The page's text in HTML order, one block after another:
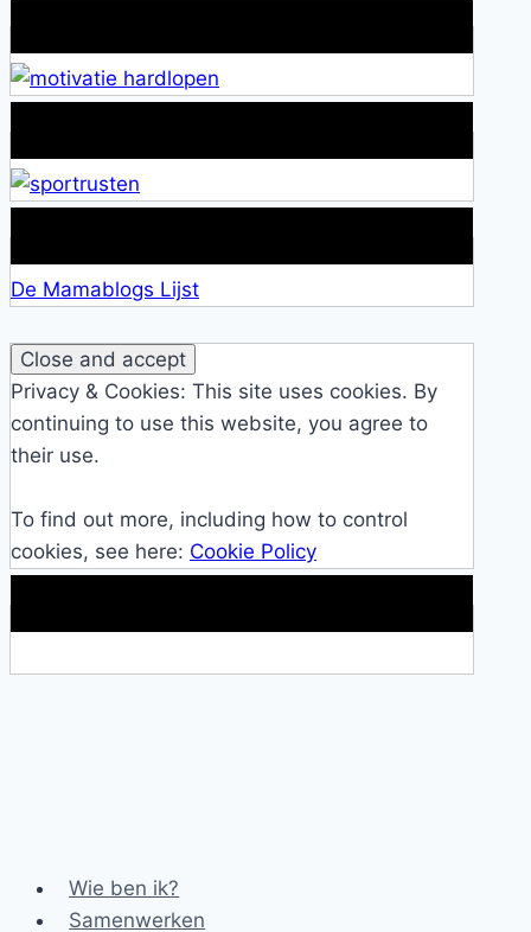
De Mamablogs Lijst
Privacy & Cookies: This site uses cookies. By
continuing to use this website, you agree to
their use.
To find out more, including how to control
cookies, see here: Cookie Policy
Wie ben ik?
Samenwerken